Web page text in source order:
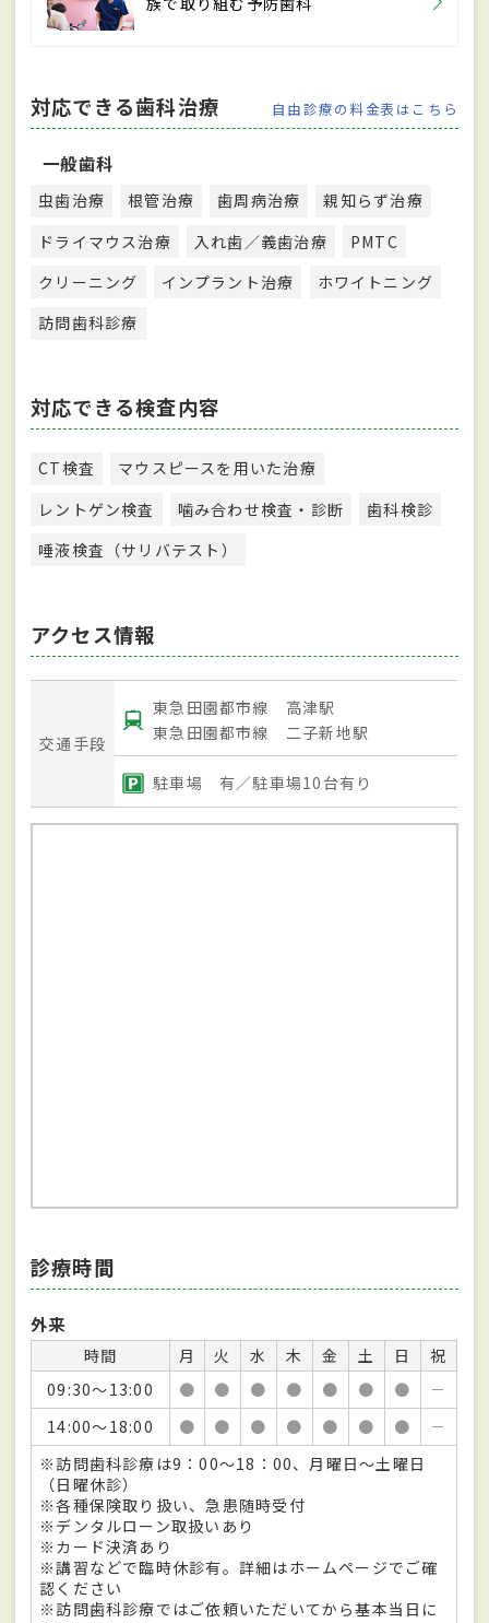
対応できる歯科治療 自由診療の料金表はこちら
一般歯科
虫歯治療 根管治療 歯周病治療
親知らず治療
ドライマウス治療
入れ歯／義歯治療
PMTC
クリーニング
インプラント治療
ホワイトニング
訪問歯科診療
対応できる検査内容
CT検査
マウスピースを用いた治療
レントゲン検査
噛み合わせ検査・診断
歯科検診
唾液検査（サリバテスト）
アクセス情報
交通手段
東急田園都市線 高津駅
東急田園都市線 二子新地駅
駐車場 有／駐車場10台有り
診療時間
外来
時間 月 火 水 木 金 土 日
祝
09:30～13:00
● ● ● ● ● ● ●
－
14:00～18:00
● ● ● ● ● ● ●
－
※訪問歯科診療は9：00～18：00、月曜日～土曜日
（日曜休診）
※各種保険取り扱い、急患随時受付
※デンタルローン取扱いあり
※カード決済あり
※講習などで臨時休診有。詳細はホームページでご確
認ください
※訪問歯科診療ではご依頼いただいてから基本当日に